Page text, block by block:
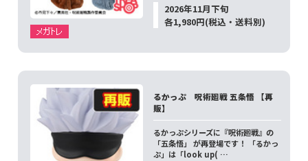
2026年11月下旬
各1,980円(税込・送料別)
るかっぷ 呪術廻戦 五条悟 【再
販】
るかっぷシリーズに『呪術廻戦』の
「五条悟」 が再登場です！ 「るかっ
ぷ」は「look up( …